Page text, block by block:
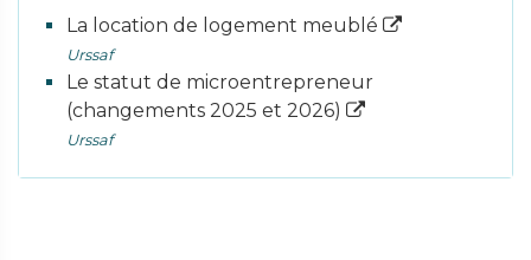
La location de logement meublé
Urssaf
Le statut de microentrepreneur
(changements 2025 et 2026)
Urssaf